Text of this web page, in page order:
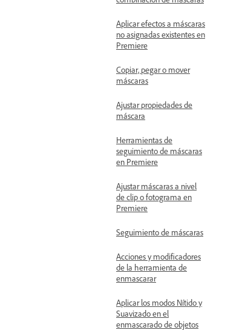
Aplicar efectos a máscaras
no asignadas existentes en
Premiere
Copiar, pegar o mover
máscaras
Ajustar propiedades de
máscara
Herramientas de
seguimiento de máscaras
en Premiere
Ajustar máscaras a nivel
de clip o fotograma en
Premiere
Seguimiento de máscaras
Acciones y modificadores
de la herramienta de
enmascarar
Aplicar los modos Nítido y
Suavizado en el
enmascarado de objetos